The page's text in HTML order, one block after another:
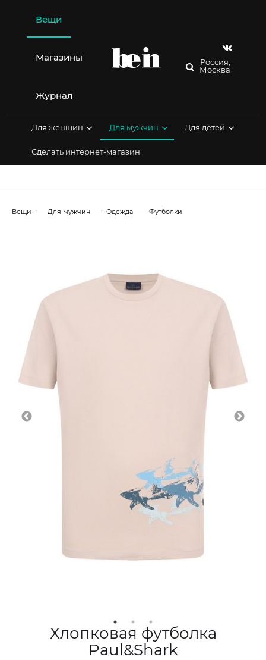
содержимому
Вещи
Магазины
Журнал
Россия,
Москва
Для женщин Для мужчин Для детей
Сделать интернет-магазин
Вещи Для мужчин Одежда Футболки
Хлопковая футболка
Paul&Shark